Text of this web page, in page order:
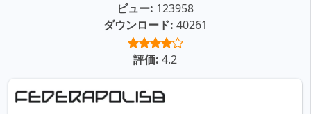
ビュー: 123958
ダウンロード: 40261
評価: 4.2